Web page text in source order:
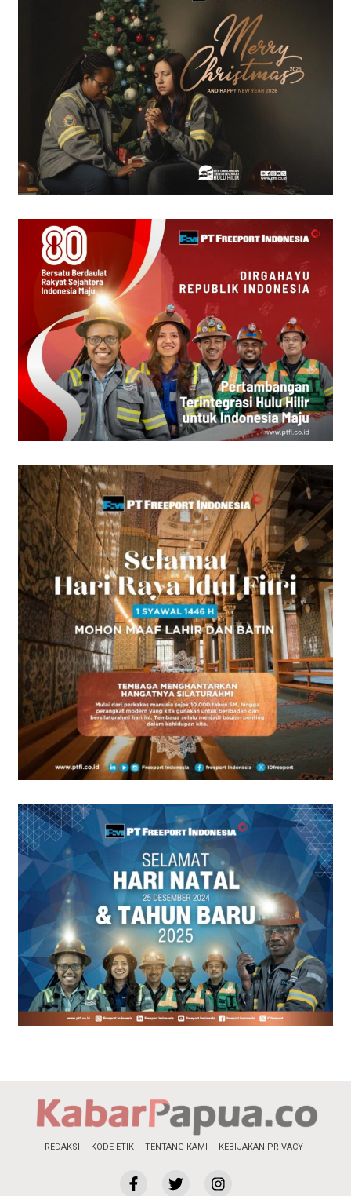
REDAKSI KODE ETIK TENTANG KAMI KEBIJAKAN PRIVACY